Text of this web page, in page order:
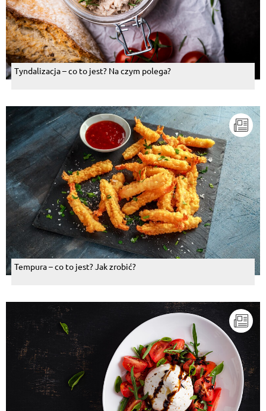
Tyndalizacja – co to jest? Na czym polega?
Tempura – co to jest? Jak zrobić?